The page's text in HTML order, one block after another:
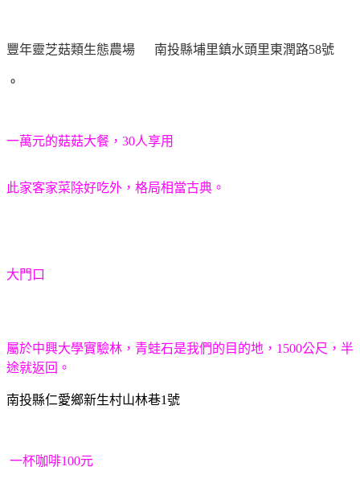
豐年靈芝菇類生態農場 南投縣埔里鎮水頭里東潤路58號
。
一萬元的菇菇大餐，30人享用
此家客家菜除好吃外，格局相當古典。
大門口
屬於中興大學實驗林，青蛙石是我們的目的地，1500公尺，半
途就返回。
南投縣仁愛鄉新生村山林巷1號
一杯咖啡100元